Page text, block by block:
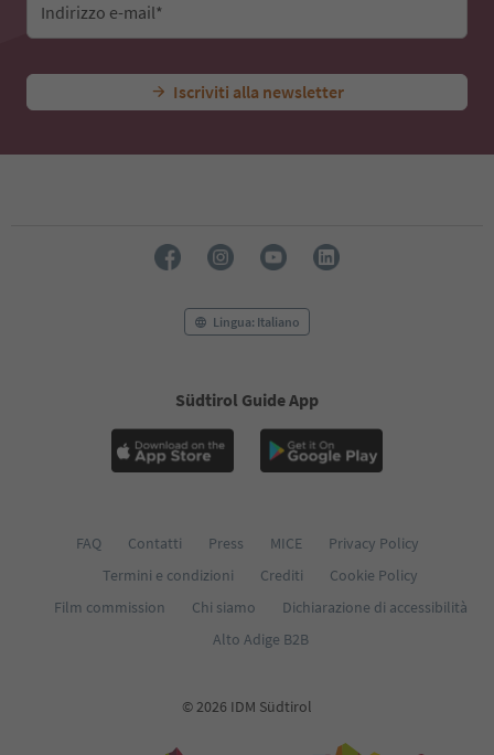
Indirizzo e-mail*
Iscriviti alla newsletter
Lingua: Italiano
Südtirol Guide App
FAQ Contatti Press MICE
Privacy Policy
Termini e condizioni
Crediti
Cookie Policy
Film commission
Chi siamo
Dichiarazione di accessibilità
Alto Adige B2B
© 2026 IDM Südtirol